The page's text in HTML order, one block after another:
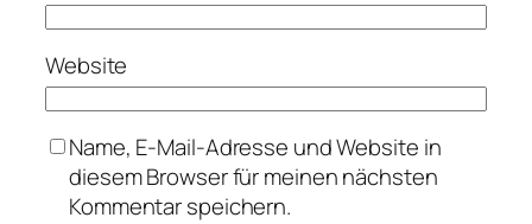
Website
Name, E-Mail-Adresse und Website in
diesem Browser für meinen nächsten
Kommentar speichern.